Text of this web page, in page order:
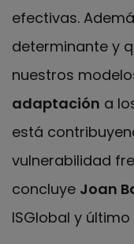
efectivas.
determinante y
nuestros
adaptación a
está
vulnerabilidad
concluye Joan
ISGlobal y